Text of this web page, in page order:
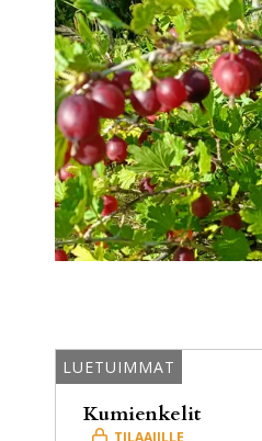
LUETUIMMAT
Kumienkelit